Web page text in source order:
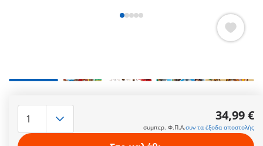
Παρακολουθήστε πώς σχεδιάζουν στρατηγικές,
προγραμματίζουν κατακτήσεις και ετοιμάζονται για τις
διάσημες μάχες ενάντια στους επαναστάτες Γαλάτες!
34,99 €
συμπερ. Φ.Π.Α.συν τα έξοδα αποστολής